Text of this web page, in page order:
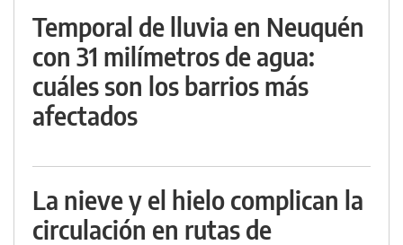
Temporal de lluvia en Neuquén
con 31 milímetros de agua:
cuáles son los barrios más
afectados
La nieve y el hielo complican la
circulación en rutas de